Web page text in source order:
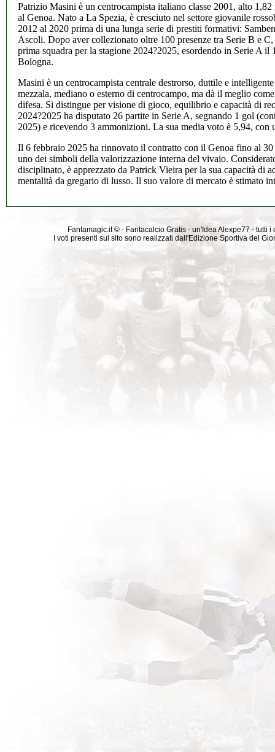
Patrizio Masini è un centrocampista italiano classe 2001, alto
al Genoa. Nato a La Spezia, è cresciuto nel settore giovanile
2012 al 2020 prima di una lunga serie di prestiti formativi:
Ascoli. Dopo aver collezionato oltre 100 presenze tra Serie B e
prima squadra per la stagione 2024?2025, esordendo in Serie A
Bologna.
Masini è un centrocampista centrale destrorso, duttile e
mezzala, mediano o esterno di centrocampo, ma dà il meglio
difesa. Si distingue per visione di gioco, equilibrio e capacità di
2024?2025 ha disputato 26 partite in Serie A, segnando 1 gol
2025) e ricevendo 3 ammonizioni. La sua media voto è 5,94, con
Il 6 febbraio 2025 ha rinnovato il contratto con il Genoa fino al
uno dei simboli della valorizzazione interna del vivaio.
disciplinato, è apprezzato da Patrick Vieira per la sua capacità di
mentalità da gregario di lusso. Il suo valore di mercato è stimato
Fantamagic.it © - Fantacalcio Gratis - un'Idea Alexpe77 -
I voti presenti sul sito sono realizzati dall'Edizione Sportiva del